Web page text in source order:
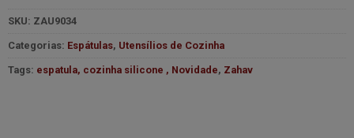
SKU: ZAU9034
Categorias: Espátulas, Utensílios de Cozinha
Tags: espatula, cozinha silicone , Novidade, Zahav